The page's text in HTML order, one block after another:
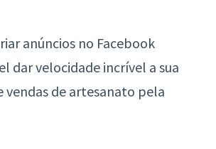
anúncios no Facebook
dar velocidade incrível a sua
vendas de artesanato pela